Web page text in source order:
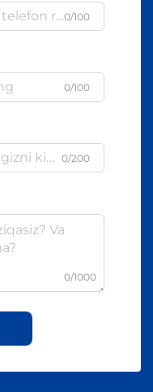
0/100
0/100
0/200
0/1000